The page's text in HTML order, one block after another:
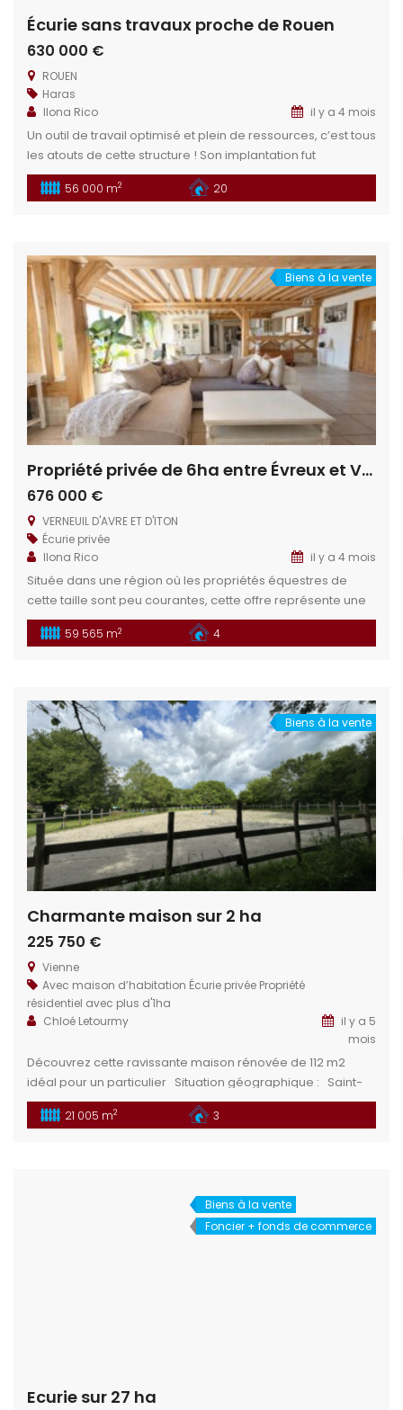
Écurie sans travaux proche de Rouen
630 000 €
ROUEN
Haras
Ilona Rico
il y a 4 mois
Un outil de travail optimisé et plein de ressources, c’est tous
les atouts de cette structure ! Son implantation fut
mûrement réfléchie pour s’adapter à beaucoup de projets.
Écurie pro/privée, propriétaires, active, enseignement ou
Idéalement situé à 40 minutes […]
56 000 m2 20
Biens à la vente
Propriété privée de 6ha entre Évreux et Verneuil sur Avre
676 000 €
VERNEUIL D'AVRE ET D'ITON
Écurie privée
Ilona Rico
il y a 4 mois
Située dans une région où les propriétés équestres de
cette taille sont peu courantes, cette offre représente une
chance inégalée. Plusieurs projets peuvent être envisagés
sur ce domaine : gîte rural, chambre d’hôte, élevage privé.
Situation géographique : […]
59 565 m2 4
Biens à la vente
Charmante maison sur 2 ha
225 750 €
Vienne
Avec maison d’habitation Écurie privée Propriété
résidentiel avec plus d'1ha
Chloé Letourmy
il y a 5
mois
Découvrez cette ravissante maison rénovée de 112 m2
idéal pour un particulier Situation géographique : Saint-
Martin-de-l’Ars est une commune située dans le
département de la Vienne, dans la région Nouvelle-
21 005 m2 3
Biens à la vente
Foncier + fonds de commerce
Ecurie sur 27 ha